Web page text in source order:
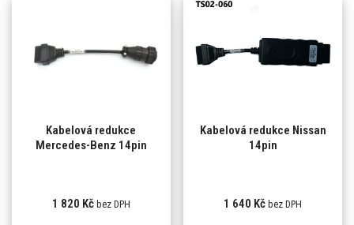
Kabelová redukce
Mercedes-Benz 14pin
1 820 Kč bez DPH
Kabelová redukce Nissan
14pin
1 640 Kč bez DPH